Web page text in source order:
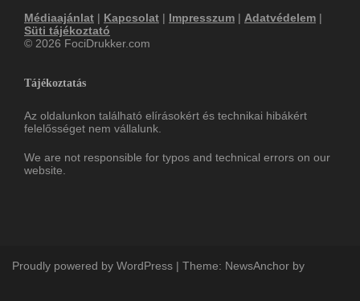
Médiaajánlat | Kapcsolat | Impresszum | Adatvédelem |
Süti tájékoztató
© 2026 FociDrukker.com
Tájékoztatás
Az oldalunkon található elírásokért és technikai hibákért
felelősséget nem vállalunk.
We are not responsible for typos and technical errors on our
website.
Proudly powered by WordPress | Theme: NewsAnchor by